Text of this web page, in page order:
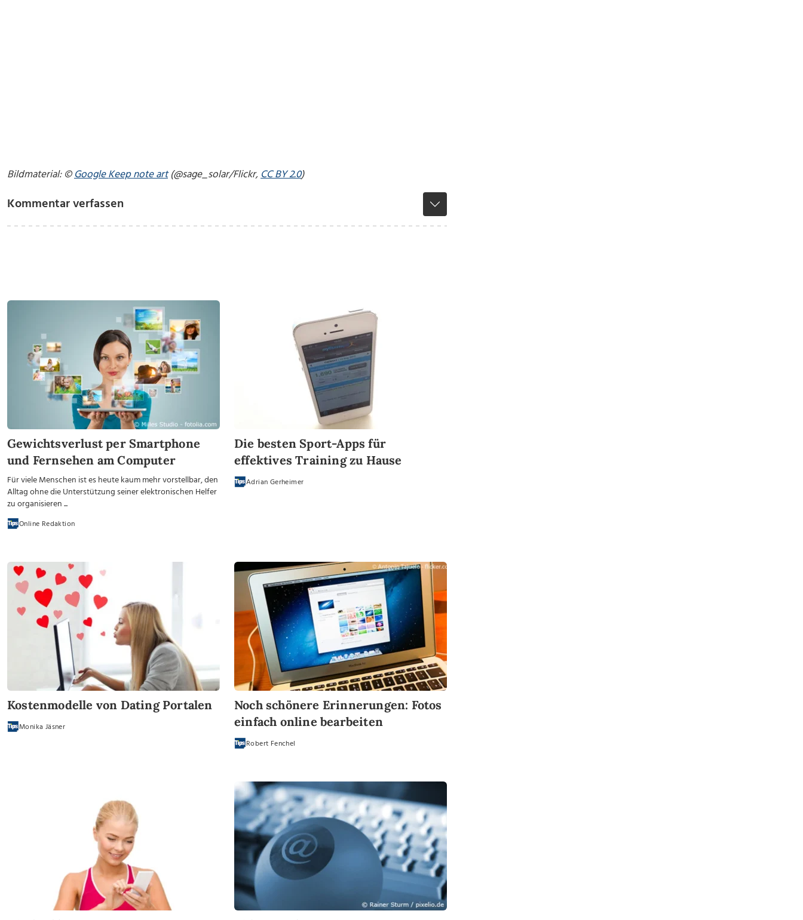
Bildmaterial: ©Google Keep note art(@sage_solar/Flickr,CC BY 2.0)
Kommentar verfassen
Gewichtsverlust per Smartphone
und Fernsehen am Computer
Für viele Menschen ist es heute kaum mehr vorstellbar, den
Alltag ohne die Unterstützung seiner elektronischen Helfer
zu organisieren ...
Online Redaktion
Die besten Sport-Apps für
effektives Training zu Hause
Adrian Gerheimer
Kostenmodelle von Dating Portalen
Monika Jäsner
Noch schönere Erinnerungen: Fotos
einfach online bearbeiten
Robert Fenchel